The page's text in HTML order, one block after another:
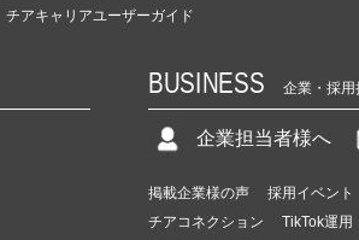
チアキャリアユーザーガイド
BUSINESS 企業・採用
企業担当者様へ
掲載企業様の声 採用イベント
チアコネクション
TikTok運用